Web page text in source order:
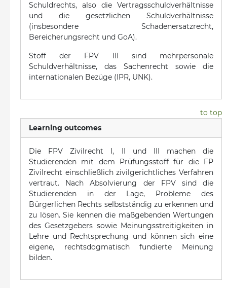
Schuldrechts, also die Vertragsschuldverhältnisse
und die gesetzlichen Schuldverhältnisse
(insbesondere Schadenersatzrecht,
Bereicherungsrecht und GoA).
Stoff der FPV III sind mehrpersonale
Schuldverhältnisse, das Sachenrecht sowie die
internationalen Bezüge (IPR, UNK).
to top
Learning outcomes
Die FPV Zivilrecht I, II und III machen die
Studierenden mit dem Prüfungsstoff für die FP
Zivilrecht einschließlich zivilgerichtliches Verfahren
vertraut. Nach Absolvierung der FPV sind die
Studierenden in der Lage, Probleme des
Bürgerlichen Rechts selbstständig zu erkennen und
zu lösen. Sie kennen die maßgebenden Wertungen
des Gesetzgebers sowie Meinungsstreitigkeiten in
Lehre und Rechtsprechung und können sich eine
eigene, rechtsdogmatisch fundierte Meinung
bilden.